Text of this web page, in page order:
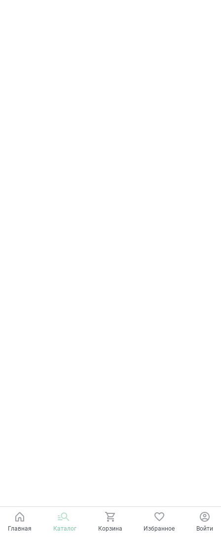
Главная Каталог Корзина Избранное Войти